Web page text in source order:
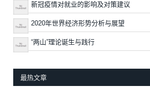
新冠疫情对就业的影响及对策建议
2020年世界经济形势分析与展望
“两山”理论诞生与践行
最热文章